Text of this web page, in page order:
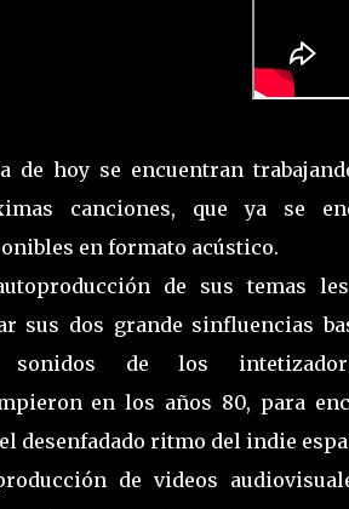
de hoy se encuentran
canciones, que ya se
en formato acústico.
de sus temas
sus dos grande sinfluencias
de los
en los años 80, para
desenfadado ritmo del indie
de videos